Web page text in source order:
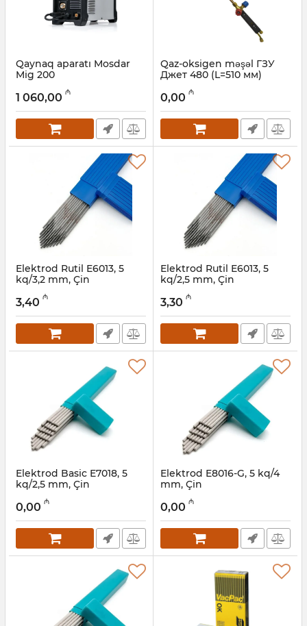
Qaynaq aparatı Mosdar
Mig 200
017011131
1 060,00 ₼
Qaz-oksigen məşəl ГЗУ
Джет 480 (L=510 мм)
12018539
0,00 ₼
Elektrod Rutil E6013, 5
kq/3,2 mm, Çin
003002044
3,40 ₼
Elektrod Rutil E6013, 5
kq/2,5 mm, Çin
3,30 ₼
Elektrod Basic E7018, 5
kq/2,5 mm, Çin
003002041
0,00 ₼
Elektrod E8016-G, 5 kq/4
mm, Çin
003002040
0,00 ₼